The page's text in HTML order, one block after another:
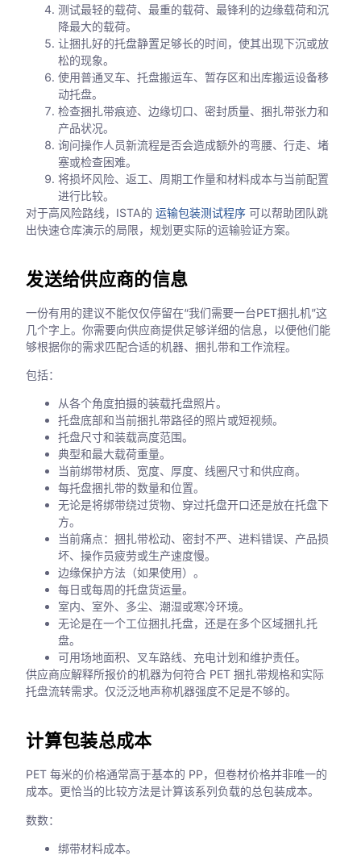
测试最轻的载荷、最重的载荷、最锋利的边缘载荷和沉
降最大的载荷。
让捆扎好的托盘静置足够长的时间，使其出现下沉或放
松的现象。
使用普通叉车、托盘搬运车、暂存区和出库搬运设备移
动托盘。
检查捆扎带痕迹、边缘切口、密封质量、捆扎带张力和
产品状况。
询问操作人员新流程是否会造成额外的弯腰、行走、堵
塞或检查困难。
将损坏风险、返工、周期工作量和材料成本与当前配置
进行比较。
对于高风险路线，ISTA的运输包装测试程序 可以帮助团队跳
出快速仓库演示的局限，规划更实际的运输验证方案。
发送给供应商的信息
一份有用的建议不能仅仅停留在“我们需要一台PET捆扎机”这
几个字上。你需要向供应商提供足够详细的信息，以便他们能
够根据你的需求匹配合适的机器、捆扎带和工作流程。
包括：
从各个角度拍摄的装载托盘照片。
托盘底部和当前捆扎带路径的照片或短视频。
托盘尺寸和装载高度范围。
典型和最大载荷重量。
当前绑带材质、宽度、厚度、线圈尺寸和供应商。
每托盘捆扎带的数量和位置。
无论是将绑带绕过货物、穿过托盘开口还是放在托盘下
方。
当前痛点：捆扎带松动、密封不严、进料错误、产品损
坏、操作员疲劳或生产速度慢。
边缘保护方法（如果使用）。
每日或每周的托盘货运量。
室内、室外、多尘、潮湿或寒冷环境。
无论是在一个工位捆扎托盘，还是在多个区域捆扎托
盘。
可用场地面积、叉车路线、充电计划和维护责任。
供应商应解释所报价的机器为何符合 PET 捆扎带规格和实际
托盘流转需求。仅泛泛地声称机器强度不足是不够的。
计算包装总成本
PET 每米的价格通常高于基本的 PP，但卷材价格并非唯一的
成本。更恰当的比较方法是计算该系列负载的总包装成本。
数数：
绑带材料成本。